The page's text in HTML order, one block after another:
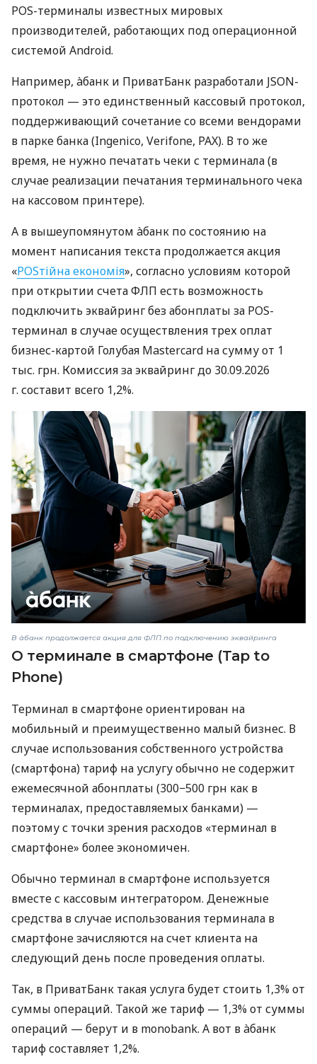
POS-терминалы известных мировых
производителей, работающих под операционной
системой Android.
Например, àбанк и ПриватБанк разработали JSON-
протокол — это единственный кассовый протокол,
поддерживающий сочетание со всеми вендорами
в парке банка (Ingenico, Verifone, PAX). В то же
время, не нужно печатать чеки с терминала (в
случае реализации печатания терминального чека
на кассовом принтере).
А в вышеупомянутом àбанк по состоянию на
момент написания текста продолжается акция
«POSтійна економія», согласно условиям которой
при открытии счета ФЛП есть возможность
подключить эквайринг без абонплаты за POS-
терминал в случае осуществления трех оплат
бизнес-картой Голубая Mastercard на сумму от 1
тыс. грн. Комиссия за эквайринг до 30.09.2026
г. составит всего 1,2%.
В àбанк продолжается акция для ФЛП по подключению эквайринга
О терминале в смартфоне (Tap to
Phone)
Терминал в смартфоне ориентирован на
мобильный и преимущественно малый бизнес. В
случае использования собственного устройства
(смартфона) тариф на услугу обычно не содержит
ежемесячной абонплаты (300−500 грн как в
терминалах, предоставляемых банками) —
поэтому с точки зрения расходов «терминал в
смартфоне» более экономичен.
Обычно терминал в смартфоне используется
вместе с кассовым интегратором. Денежные
средства в случае использования терминала в
смартфоне зачисляются на счет клиента на
следующий день после проведения оплаты.
Так, в ПриватБанк такая услуга будет стоить 1,3% от
суммы операций. Такой же тариф — 1,3% от суммы
операций — берут и в monobank. А вот в àбанк
тариф составляет 1,2%.